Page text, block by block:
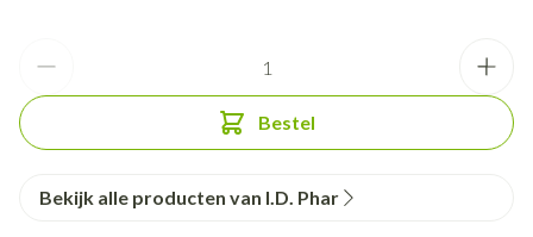
Bestel
Bekijk alle producten van I.D. Phar